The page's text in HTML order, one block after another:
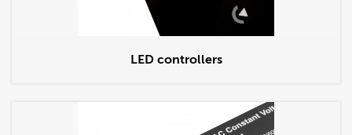
LED controllers